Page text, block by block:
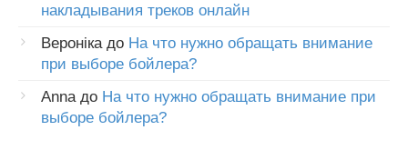
накладывания треков онлайн
Вероніка до На что нужно обращать внимание
при выборе бойлера?
Anna до На что нужно обращать внимание при
выборе бойлера?